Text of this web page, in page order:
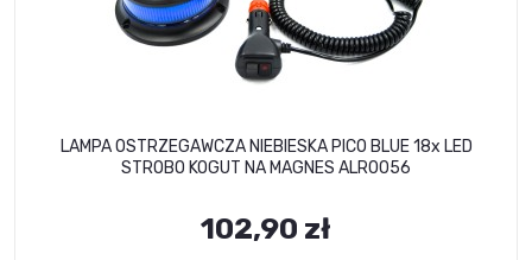
LAMPA OSTRZEGAWCZA NIEBIESKA PICO BLUE 18x LED
STROBO KOGUT NA MAGNES ALR0056
102,90 zł